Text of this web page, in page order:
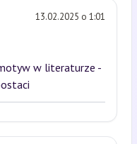
13.02.2025 o 1:01
w literaturze -